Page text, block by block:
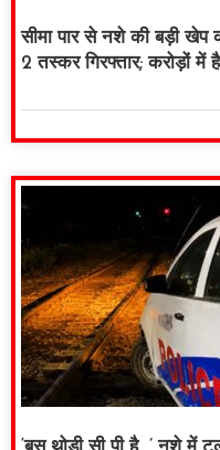
सीमा पार से नशे की बड़ी खेप
2 तस्कर गिरफ्तार; करोड़ों में